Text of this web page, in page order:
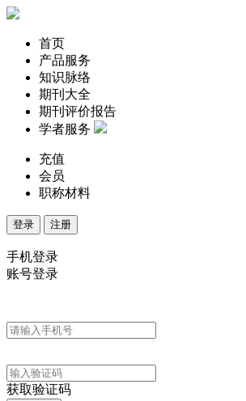
首页
产品服务
知识脉络
期刊大全
期刊评价报告
学者服务
充值
会员
职称材料
登录 注册
手机登录
账号登录
获取验证码